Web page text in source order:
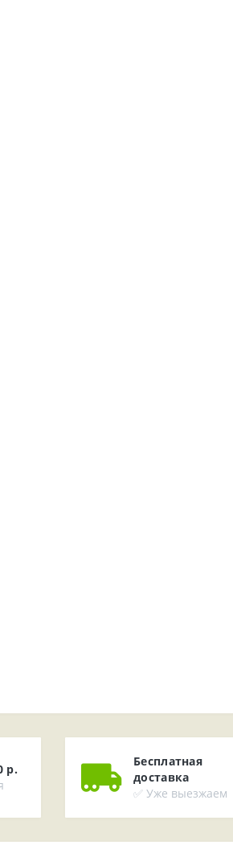
р.
Бесплатная
доставка
✅ Уже выезжаем